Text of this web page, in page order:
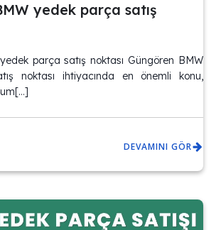
yedek parça satış
parça satış noktası Güngören BMW
noktası ihtiyacında en önemli konu,
DEVAMINI GÖR